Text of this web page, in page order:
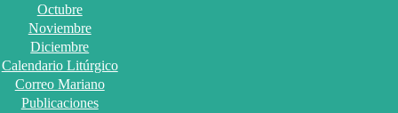
Octubre
Noviembre
Diciembre
Calendario Litúrgico
Correo Mariano
Publicaciones